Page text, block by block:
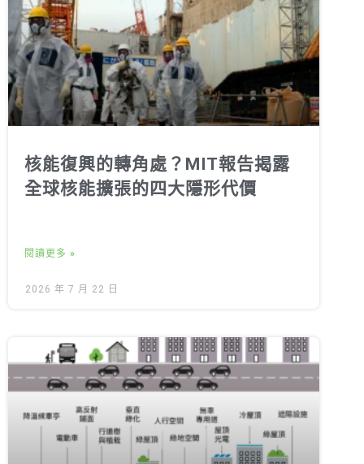
核能復興的轉角處？MIT報告揭露
全球核能擴張的四大隱形代價
閱讀更多 »
2026 年 7 月 22 日